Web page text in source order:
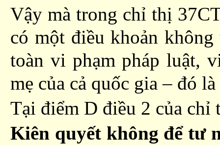
Vậymà trong chỉ thị
có một điều khoản
toàn vi phạm pháp luật,
mẹ của cả quốc gia – đó
Tại điểm D điều 2 của chỉ
Kiên quyết không để tư